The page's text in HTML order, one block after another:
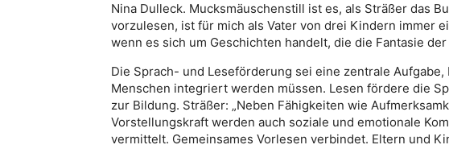
Nina Dulleck. Mucksmäuschenstill ist es, als Sträßer das
vorzulesen, ist für mich als Vater von drei Kindern immer
wenn es sich um Geschichten handelt, die die Fantasie
Die Sprach- und Leseförderung sei eine zentrale
Menschen integriert werden müssen. Lesen fördere die
zur Bildung. Sträßer: „Neben Fähigkeiten wie
Vorstellungskraft werden auch soziale und emotionale
vermittelt. Gemeinsames Vorlesen verbindet. Eltern und